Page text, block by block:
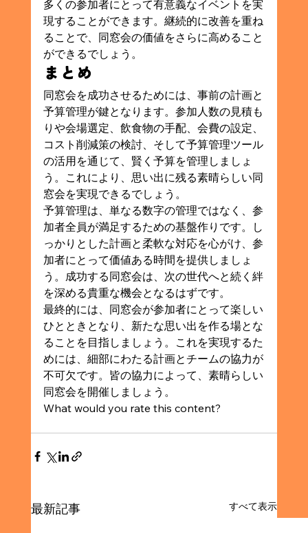
多くの参加者にとって有意義なイベントを実
現することができます。継続的に改善を重ね
ることで、同窓会の価値をさらに高めること
ができるでしょう。
まとめ
同窓会を成功させるためには、事前の計画と
予算管理が鍵となります。参加人数の見積も
りや会場選定、飲食物の手配、会費の設定、
コスト削減策の検討、そして予算管理ツール
の活用を通じて、賢く予算を管理しましょ
う。これにより、思い出に残る素晴らしい同
窓会を実現できるでしょう。
予算管理は、単なる数字の管理ではなく、参
加者全員が満足するための基盤作りです。し
っかりとした計画と柔軟な対応を心がけ、参
加者にとって価値ある時間を提供しましょ
う。成功する同窓会は、次の世代へと続く絆
を深める貴重な機会となるはずです。
最終的には、同窓会が参加者にとって楽しい
ひとときとなり、新たな思い出を作る場とな
ることを目指しましょう。これを実現するた
めには、細部にわたる計画とチームの協力が
不可欠です。皆の協力によって、素晴らしい
同窓会を開催しましょう。
What would you rate this content?
最新記事 すべて表示